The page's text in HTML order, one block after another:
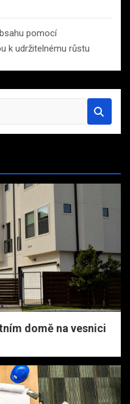
pomocí
k udržitelnému růstu
domě na vesnici